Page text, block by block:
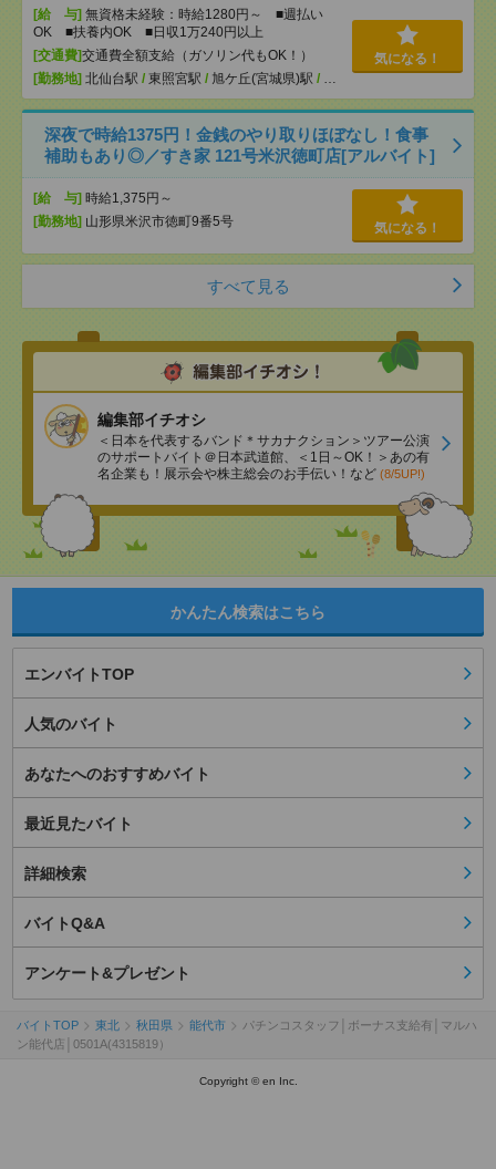
[給 与] 無資格未経験：時給1280円～ ■週払い
OK ■扶養内OK ■日収1万240円以上
[交通費]交通費全額支給（ガソリン代もOK！）
[勤務地] 北仙台駅 / 東照宮駅 / 旭ケ丘(宮城県)駅 /
気になる！
深夜で時給1375円！金銭のやり取りほぼなし！食事
補助もあり◎／すき家 121号米沢徳町店[アルバイト]
[給 与] 時給1,375円～
[勤務地] 山形県米沢市徳町9番5号 気になる！
すべて見る
編集部イチオシ
＜日本を代表するバンド＊サカナクション＞ツアー公演
のサポートバイト＠日本武道館、＜1日～OK！＞あの有
名企業も！展示会や株主総会のお手伝い！など (8/5UP!)
かんたん検索はこちら
エンバイトTOP
人気のバイト
あなたへのおすすめバイト
最近見たバイト
詳細検索
バイトQ&A
アンケート&プレゼント
バイトTOP 東北 秋田県 能代市
パチンコスタッフ│ボーナス支給有│マルハ
ン能代店│0501A(4315819）
Copyright © en Inc.